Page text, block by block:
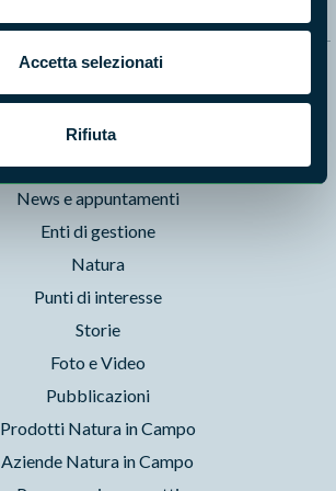
Accetta selezionati
Rifiuta
Aree Protette
Itinerari
News e appuntamenti
Enti di gestione
Natura
Punti di interesse
Storie
Foto e Video
Pubblicazioni
Prodotti Natura in Campo
Aziende Natura in Campo